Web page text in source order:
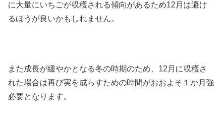
に大量にいちごが収穫される傾向があるため12月は避け
るほうが良いかもしれません。
また成長が緩やかとなる冬の時期のため、12月に収穫さ
れた場合は再び実を成らすための時間がおおよそ１か月強
必要となります。